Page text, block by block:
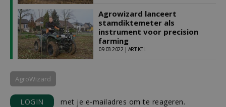
Agrowizard lanceert
stamdiktemeter als
instrument voor precision
farming
09-03-2022 | ARTIKEL
AgroWizard
LOGIN met je e-mailadres om te reageren.